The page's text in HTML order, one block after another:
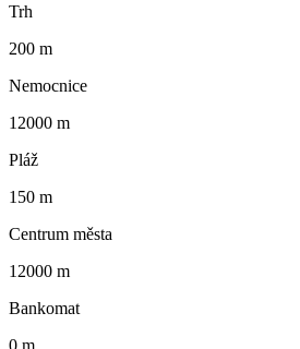
Trh
200 m
Nemocnice
12000 m
Pláž
150 m
Centrum města
12000 m
Bankomat
0 m